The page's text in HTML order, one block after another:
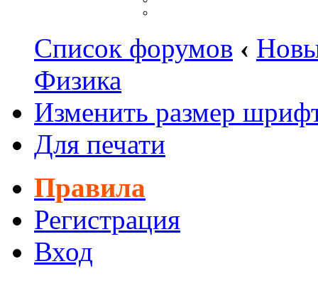
Список форумов ‹
Физика
Изменить размер
Для печати
Правила
Регистрация
Вход